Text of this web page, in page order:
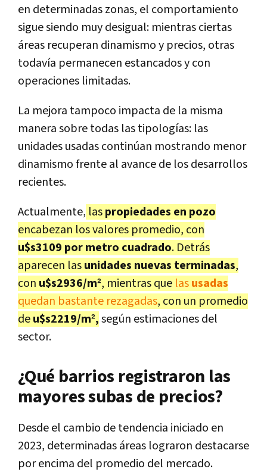
en determinadas zonas, el comportamiento
sigue siendo muy desigual: mientras ciertas
áreas recuperan dinamismo y precios, otras
todavía permanecen estancados y con
operaciones limitadas.
La mejora tampoco impacta de la misma
manera sobre todas las tipologías: las
unidades usadas continúan mostrando menor
dinamismo frente al avance de los desarrollos
recientes.
Actualmente, laspropiedades en pozo
encabezan los valores promedio, con
u$s3109 por metro cuadrado. Detrás
aparecen lasunidades nuevas terminadas,
con u$s2936/m², mientras que lasusadas
quedan bastante rezagadas, con un promedio
deu$s2219/m²,según estimaciones del
sector.
¿Qué barrios registraron las
mayores subas de precios?
Desde el cambio de tendencia iniciado en
2023, determinadas áreas lograron destacarse
por encima del promedio del mercado.